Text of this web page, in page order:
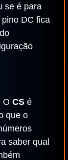
se é para
DC fica
O CS é
que o
saber qual